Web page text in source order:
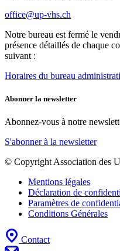
office@up-vhs.ch
Notre bureau est fermé le
présence détaillés de chaque
suivant :
Horaires du bureau
Abonner la newsletter
Abonnez-vous à notre
S'abonner à la newsletter
© Copyright Association des
Mentions légales
Déclaration de
Paramètres de
Conditions Générales
Contact